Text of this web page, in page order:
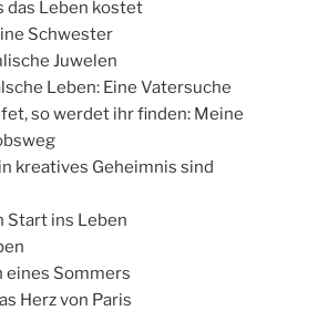
das Leben kostet
Schwester
Juwelen
Leben: Eine Vatersuche
so werdet ihr finden: Meine
kreatives Geheimnis sind
Start ins Leben
eines Sommers
Herz von Paris